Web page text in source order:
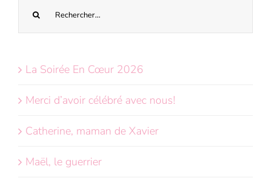
:
La Soirée En Cœur 2026
Merci d’avoir célébré avec nous!
Catherine, maman de Xavier
Maël, le guerrier